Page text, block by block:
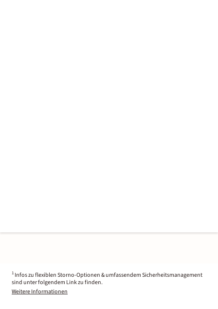
1 Infos zu flexiblen Storno-Optionen & umfassendem Sicherheitsmanagement
sind unter folgendem Link zu finden.
Weitere Informationen